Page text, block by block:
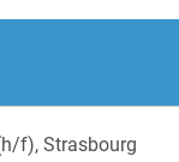
f), Strasbourg